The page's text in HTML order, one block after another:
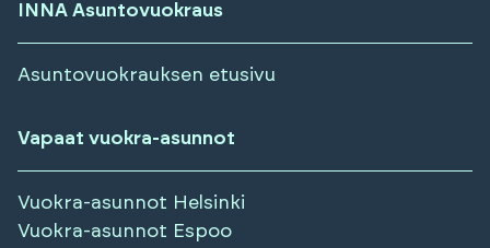
INNA Asuntovuokraus
Asuntovuokrauksen etusivu
Vapaat vuokra-asunnot
Vuokra-asunnot Helsinki
Vuokra-asunnot Espoo